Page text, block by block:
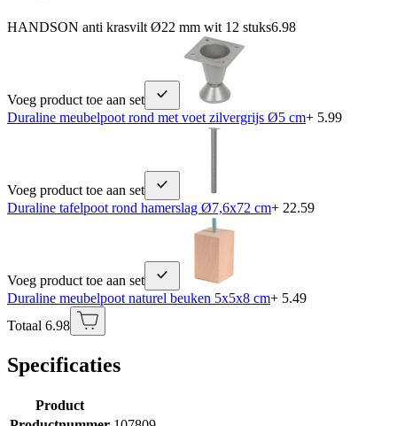
HANDSON anti krasvilt Ø22 mm wit 12 stuks6.98
Voeg product toe aan set
Duraline meubelpoot rond met voet zilvergrijs Ø5 cm+ 5.99
Voeg product toe aan set
Duraline tafelpoot rond hamerslag Ø7,6x72 cm+ 22.59
Voeg product toe aan set
Duraline meubelpoot naturel beuken 5x5x8 cm+ 5.49
Totaal 6.98
Specificaties
Product